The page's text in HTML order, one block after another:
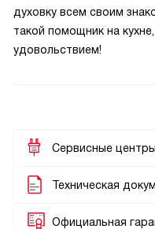
духовку всем своим
такой помощник на
удовольствием!
Сервисные центры
Техническая
Официальная